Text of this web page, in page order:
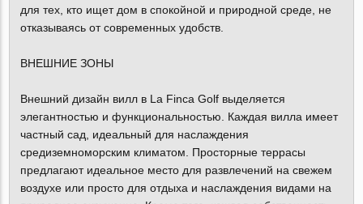
для тех, кто ищет дом в спокойной и природной среде, не
отказываясь от современных удобств.
ВНЕШНИЕ ЗОНЫ
Внешний дизайн вилл в La Finca Golf выделяется
элегантностью и функциональностью. Каждая вилла имеет
частный сад, идеальный для наслаждения
средиземноморским климатом. Просторные террасы
предлагают идеальное место для развлечений на свежем
воздухе или просто для отдыха и наслаждения видами на